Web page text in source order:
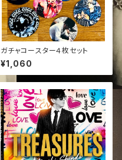
ガチャコースター４枚セット
¥1,060